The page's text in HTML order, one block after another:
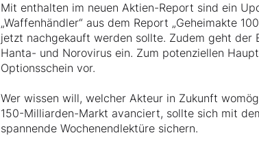
Mit enthalten im neuen Aktien-Report sind ein
„Waffenhändler“ aus dem Report „Geheimakte
jetzt nachgekauft werden sollte. Zudem geht der
Hanta- und Norovirus ein. Zum potenziellen
Optionsschein vor.
Wer wissen will, welcher Akteur in Zukunft
150-Milliarden-Markt avanciert, sollte sich mit
spannende Wochenendlektüre sichern.